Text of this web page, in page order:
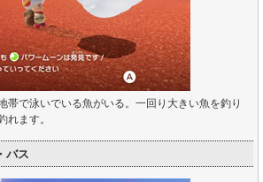
帯で泳いでいる魚がいる。一回り大きい魚を釣り
れます。
バス